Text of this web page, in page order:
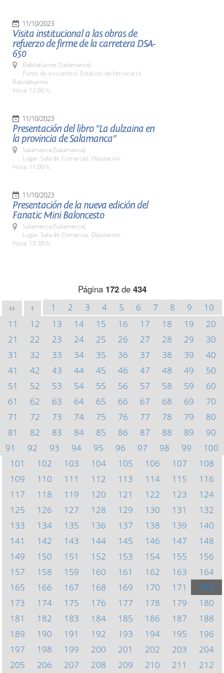
11/10/2023
Visita institucional a las obras de
refuerzo de firme de la carretera DSA-
650
Babilafuente (Salamanca)
Punto de encuentro: Estación de ferrocarril
Babilabuente
Hora: 12:00 h.
11/10/2023
Presentación del libro "La dulzaina en
la provincia de Salamanca"
Salamanca (Salamanca)
Lugar: Sala de Comarcas. Diputación
Hora: 11:00 h.
11/10/2023
Presentación de la nueva edición del
Fanatic Mini Baloncesto
Salamanca (Salamanca)
Lugar: Sala de Comarcas. Diputación
Hora: 10:30 h.
Página 172de 434
<< < 1 2 3 4 5 6 7 8 9
10
11
12 13 14 15 16 17 18 19
20
21
22 23 24 25 26 27 28 29
30
31
32 33 34 35 36 37 38 39
40
41
42 43 44 45 46 47 48 49
50
51
52 53 54 55 56 57 58 59
60
61
62 63 64 65 66 67 68 69
70
71
72 73 74 75 76 77 78 79
80
81
82 83 84 85 86 87 88 89
90
91
92 93 94 95 96 97 98 99
100
101
102 103 104 105 106 107
108
109
110 111 112 113 114 115
116
117
118 119 120 121 122 123
124
125
126 127 128 129 130 131
132
133
134 135 136 137 138 139
140
141
142 143 144 145 146 147
148
149
150 151 152 153 154 155
156
157
158 159 160 161 162 163
164
165
166 167 168 169 170 171
172
173
174 175 176 177 178 179
180
181
182 183 184 185 186 187
188
189
190 191 192 193 194 195
196
197
198 199 200 201 202 203
204
205
206 207 208 209 210 211
212